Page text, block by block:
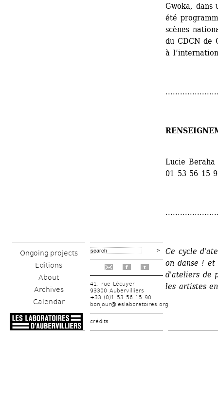
Ongoing projects
Editions
About
Archives
Calendar
f t
41, rue Lécuyer
93300 Aubervilliers
+33 (0)1 53 56 15 90
bonjour@leslaboratoires.org
crédits
Gwoka, dans
été
scènes
du CDCN de
à
Lucie
01 53 56 15
Ce cycle
on danse !
d'ateliers de
les artistes